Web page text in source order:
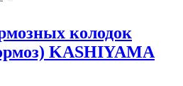
колодок
KASHIYAMA